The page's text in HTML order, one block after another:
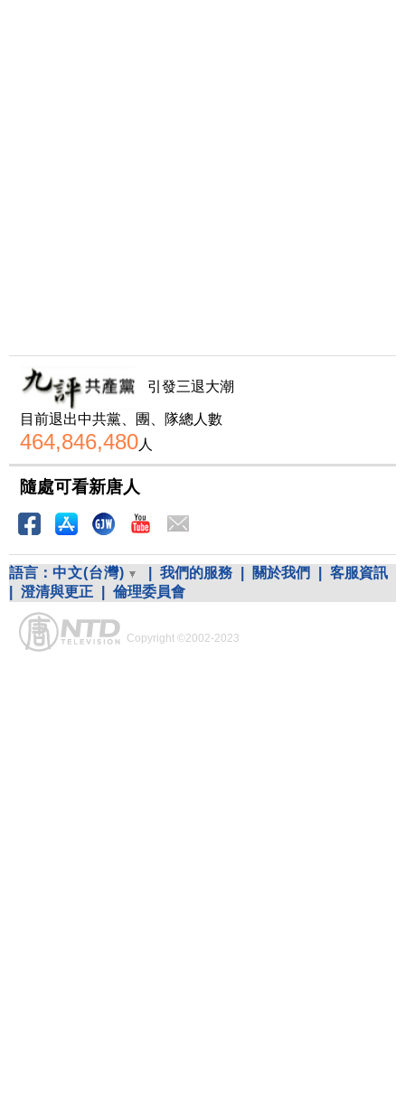
引發三退大潮
目前退出中共黨、團、隊總人數
464,846,480人
隨處可看新唐人
語言： 中文(台灣) 我們的服務 關於我們
客服資訊
澄清與更正 倫理委員會
Copyright ©2002-2023